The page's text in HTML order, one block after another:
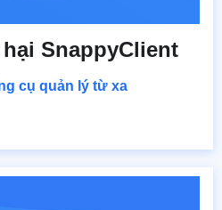
SnappyClient
cụ quản lý từ xa